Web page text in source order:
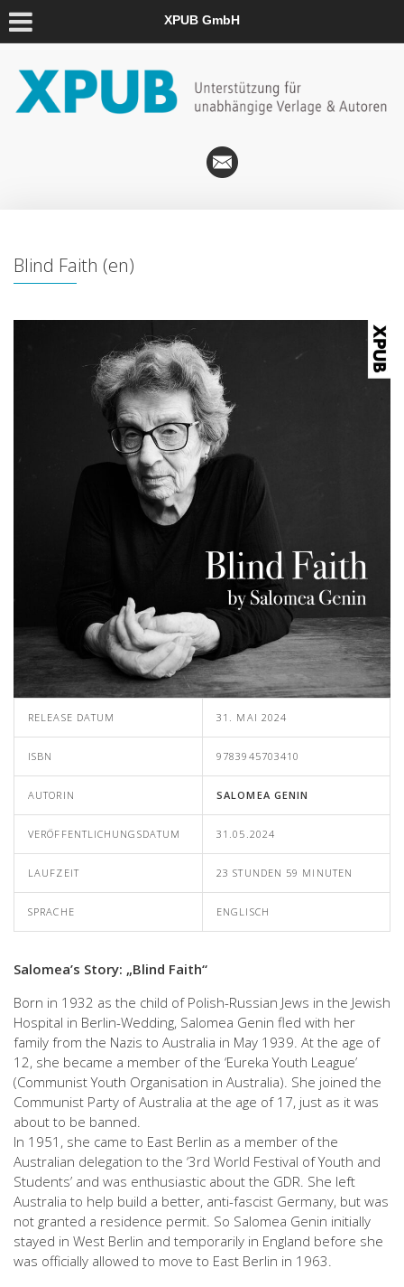
XPUB GmbH
Blind Faith (en)
RELEASE DATUM 31. MAI 2024
ISBN 9783945703410
AUTORIN SALOMEA GENIN
VERÖFFENTLICHUNGSDATUM 31.05.2024
LAUFZEIT 23 STUNDEN 59 MINUTEN
SPRACHE ENGLISCH
Salomea’s Story: „Blind Faith“
Born in 1932 as the child of Polish-Russian Jews in the Jewish
Hospital in Berlin-Wedding, Salomea Genin fled with her
family from the Nazis to Australia in May 1939. At the age of
12, she became a member of the ‘Eureka Youth League’
(Communist Youth Organisation in Australia). She joined the
Communist Party of Australia at the age of 17, just as it was
about to be banned.
In 1951, she came to East Berlin as a member of the
Australian delegation to the ‘3rd World Festival of Youth and
Students’ and was enthusiastic about the GDR. She left
Australia to help build a better, anti-fascist Germany, but was
not granted a residence permit. So Salomea Genin initially
stayed in West Berlin and temporarily in England before she
was officially allowed to move to East Berlin in 1963.